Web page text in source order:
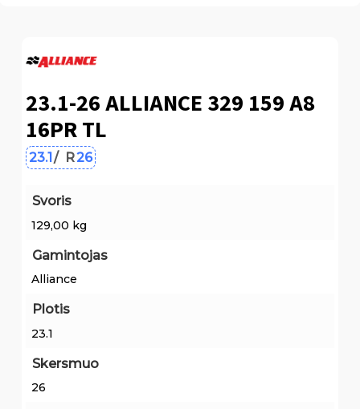
23.1-26 ALLIANCE 329 159 A8
16PR TL
23.1/ R26
Svoris
129,00 kg
Gamintojas
Alliance
Plotis
23.1
Skersmuo
26